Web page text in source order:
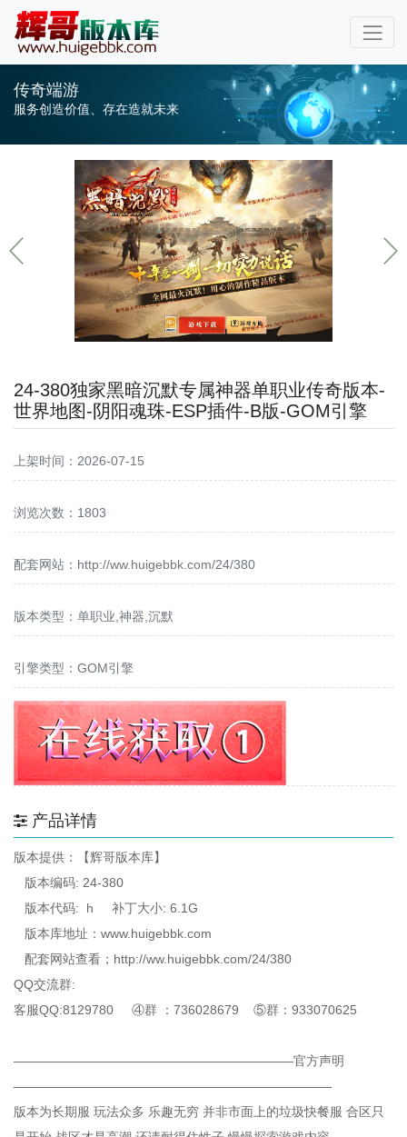
传奇端游
服务创造价值、存在造就未来
24-380独家黑暗沉默专属神器单职业传奇版本-
世界地图-阴阳魂珠-ESP插件-B版-GOM引擎
上架时间：2026-07-15
浏览次数：1803
配套网站： http://ww.huigebbk.com/24/380
版本类型：单职业,神器,沉默
引擎类型：GOM引擎
产品详情
版本提供：【辉哥版本库】
版本编码: 24-380
版本代码: h 补丁大小: 6.1G
版本库地址：www.huigebbk.com
配套网站查看；http://ww.huigebbk.com/24/380
QQ交流群:
客服QQ:8129780 ④群 ：736028679 ⑤群：933070625
——————————————————————官方声明
—————————————————————————
版本为长期服 玩法众多 乐趣无穷 并非市面上的垃圾快餐服 合区只